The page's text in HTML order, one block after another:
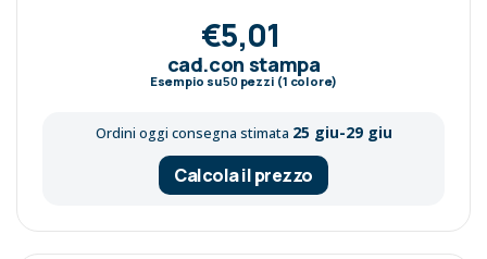
€5,01
cad.con stampa
Esempio su50pezzi (1 colore)
Ordini oggi consegna stimata 25 giu-29 giu
Calcola il prezzo